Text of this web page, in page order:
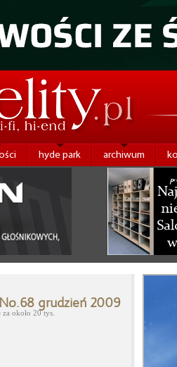
hyde park archiwum
No.68 grudzień 2009
około 20 tys.